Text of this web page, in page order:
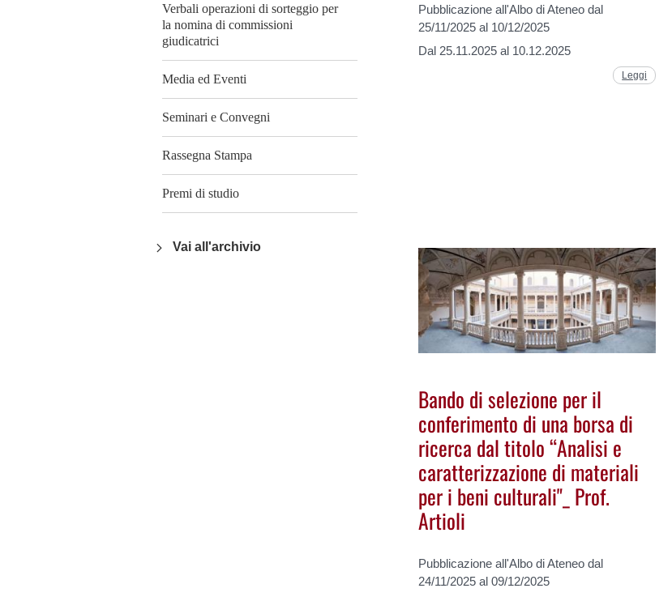
Verbali operazioni di sorteggio per
la nomina di commissioni
giudicatrici
Media ed Eventi
Seminari e Convegni
Rassegna Stampa
Premi di studio
Vai all'archivio
Pubblicazione all'Albo di Ateneo dal
25/11/2025 al 10/12/2025
Dal 25.11.2025 al 10.12.2025
Leggi
Bando di selezione per il
conferimento di una borsa di
ricerca dal titolo “Analisi e
caratterizzazione di materiali
per i beni culturali"_ Prof.
Artioli
Pubblicazione all'Albo di Ateneo dal
24/11/2025 al 09/12/2025